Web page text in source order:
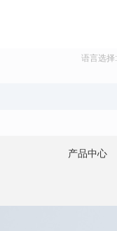
语言选择:
产品中心